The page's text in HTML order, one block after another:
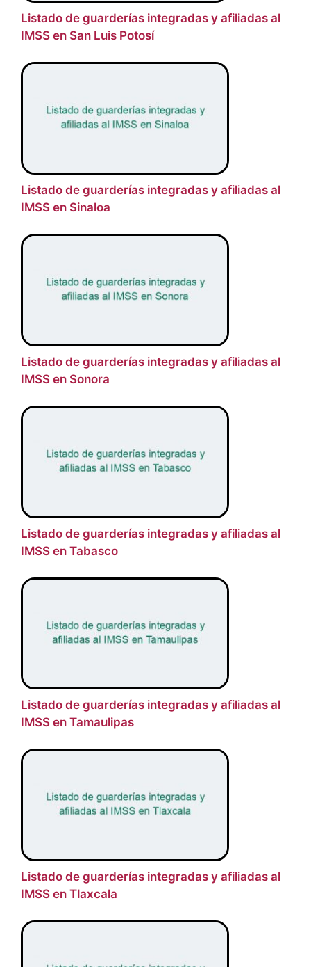
Listado de guarderías integradas y afiliadas al
IMSS en San Luis Potosí
Listado de guarderías integradas y afiliadas al
IMSS en Sinaloa
Listado de guarderías integradas y afiliadas al
IMSS en Sonora
Listado de guarderías integradas y afiliadas al
IMSS en Tabasco
Listado de guarderías integradas y afiliadas al
IMSS en Tamaulipas
Listado de guarderías integradas y afiliadas al
IMSS en Tlaxcala